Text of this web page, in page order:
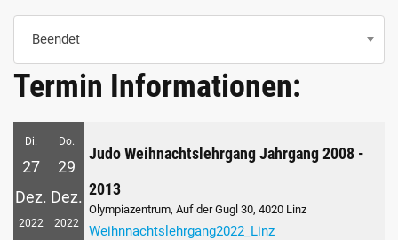
Beendet
Termin Informationen:
Di.
27
Dez.
2022
Do.
29
Dez.
2022
Judo Weihnachtslehrgang Jahrgang 2008 -
2013
Olympiazentrum, Auf der Gugl 30, 4020 Linz
Weihnnachtslehrgang2022_Linz